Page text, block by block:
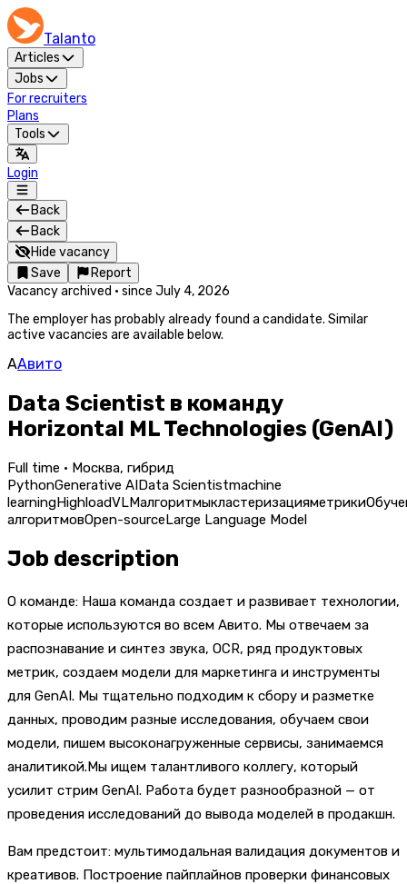
Talanto
Articles
Jobs
For recruiters
Plans
Tools
Login
Back
Back
Hide vacancy
Save
Report
Vacancy archived · since July 4, 2026
The employer has probably already found a candidate. Similar
active vacancies are available below.
ААвито
Data Scientist в команду
Horizontal ML Technologies (GenAI)
Full time · Москва, гибрид
PythonGenerative AIData Scientistmachine
learningHighloadVLMалгоритмыкластеризацияметрики
алгоритмовOpen-sourceLarge Language Model
Job description
О команде: Наша команда создает и развивает технологии,
которые используются во всем Авито. Мы отвечаем за
распознавание и синтез звука, OCR, ряд продуктовых
метрик, создаем модели для маркетинга и инструменты
для GenAI. Мы тщательно подходим к сбору и разметке
данных, проводим разные исследования, обучаем свои
модели, пишем высоконагруженные сервисы, занимаемся
аналитикой.Мы ищем талантливого коллегу, который
усилит стрим GenAI. Работа будет разнообразной — от
проведения исследований до вывода моделей в продакшн.
Вам предстоит: мультимодальная валидация документов и
креативов. Построение пайплайнов проверки финансовых